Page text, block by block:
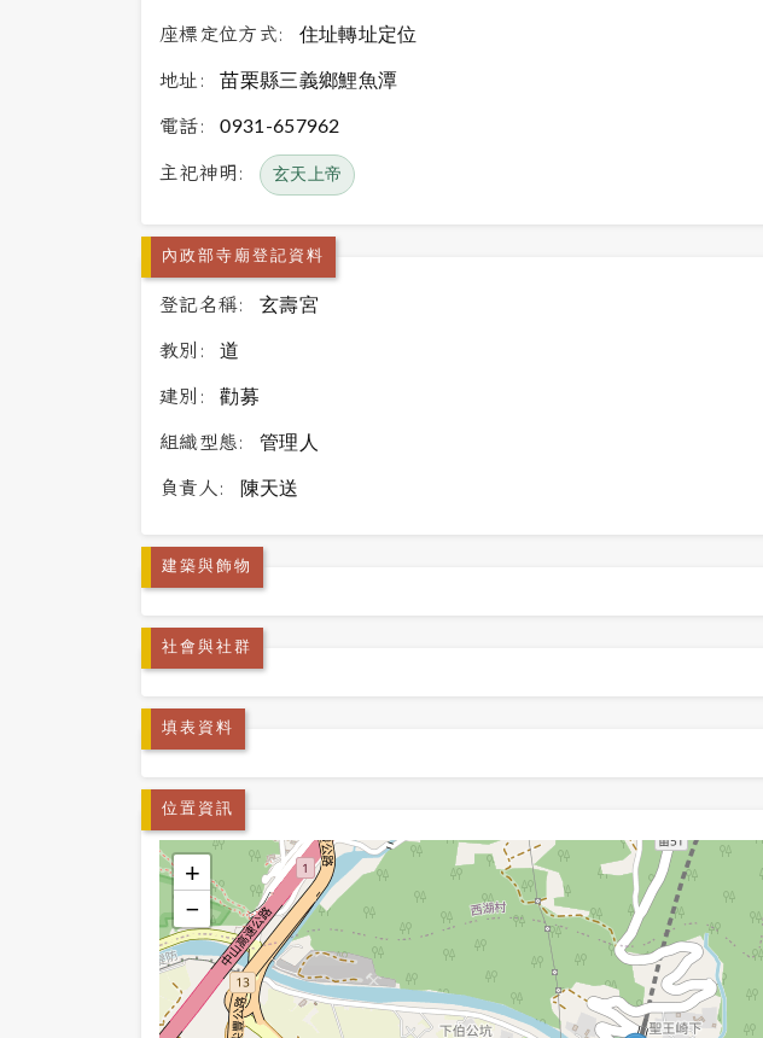
座標定位方式: 住址轉址定位
地址: 苗栗縣三義鄉鯉魚潭
電話: 0931-657962
主祀神明: 玄天上帝
內政部寺廟登記資料
登記名稱: 玄壽宮
教別: 道
建別: 勸募
組織型態: 管理人
負責人: 陳天送
建築與飾物
社會與社群
填表資料
位置資訊
+
−